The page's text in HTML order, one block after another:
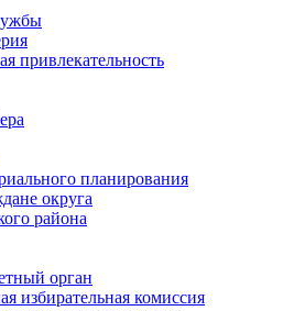
привлекательность
планирования
округа
района
орган
избирательная комиссия